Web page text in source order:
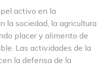
activo en la
la sociedad, la agricultura
placer y alimento de
Las actividades de la
la defensa de la